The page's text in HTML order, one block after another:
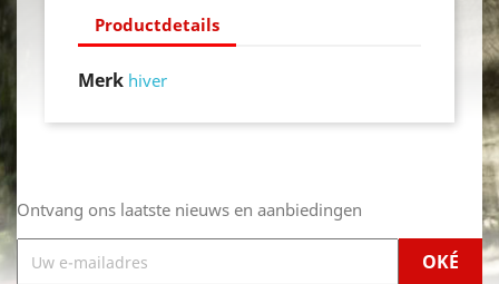
Productdetails
Merk hiver
Ontvang ons laatste nieuws en aanbiedingen